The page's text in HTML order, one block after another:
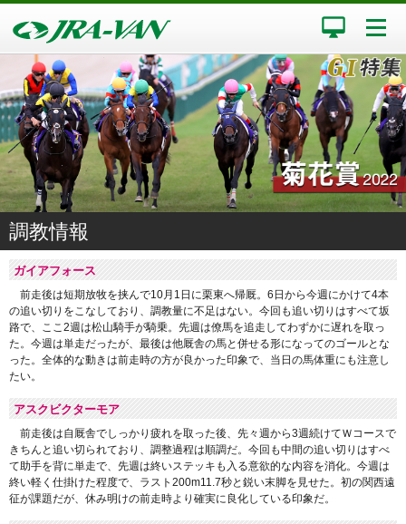
調教情報
ガイアフォース
前走後は短期放牧を挟んで10月1日に栗東へ帰厩。6日から今週にかけて4本
の追い切りをこなしており、調教量に不足はない。今回も追い切りはすべて坂
路で、ここ2週は松山騎手が騎乗。先週は僚馬を追走してわずかに遅れを取っ
た。今週は単走だったが、最後は他厩舎の馬と併せる形になってのゴールとな
った。全体的な動きは前走時の方が良かった印象で、当日の馬体重にも注意し
たい。
アスクビクターモア
前走後は自厩舎でしっかり疲れを取った後、先々週から3週続けてＷコースで
きちんと追い切られており、調整過程は順調だ。今回も中間の追い切りはすべ
て助手を背に単走で、先週は終いステッキも入る意欲的な内容を消化。今週は
終い軽く仕掛けた程度で、ラスト200m11.7秒と鋭い末脚を見せた。初の関西遠
征が課題だが、休み明けの前走時より確実に良化している印象だ。